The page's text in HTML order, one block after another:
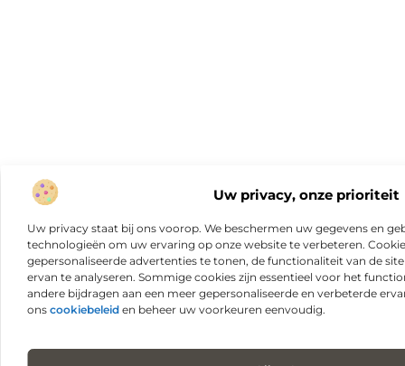
Uw privacy, onze prioriteit
Uw privacy staat bij ons voorop. We beschermen uw gegevens en
technologieën om uw ervaring op onze website te verbeteren.
gepersonaliseerde advertenties te tonen, de functionaliteit van de
ervan te analyseren. Sommige cookies zijn essentieel voor het
andere bijdragen aan een meer gepersonaliseerde en verbeterde
ons cookiebeleid en beheer uw voorkeuren eenvoudig.